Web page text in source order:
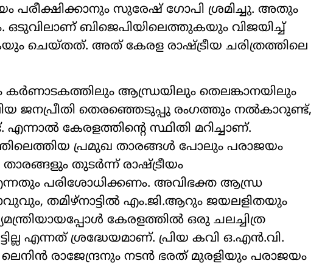
പരീക്ഷിക്കാനും സുരേഷ് ഗോപി ശ്രമിച്ചു. അതും
ഒടുവിലാണ് ബിജെപിയിലെത്തുകയും വിജയിച്ച്
ചെയ്തത്. അത് കേരള രാഷ്‌ട്രീയ ചരിത്രത്തിലെ
കര്‍ണാടകത്തിലും ആന്ധ്രയിലും തെലങ്കാനയിലും
ജനപ്രീതി തെരഞ്ഞെടുപ്പു രംഗത്തും നല്‍കാറുണ്ട്,
എന്നാല്‍ കേരളത്തിന്‍റെ സ്ഥിതി മറിച്ചാണ്.
പ്രമുഖ താരങ്ങള്‍ പോലും പരാജയം
തുടര്‍ന്ന് രാഷ്‌ട്രീയം
പരിശോധിക്കണം. അവിഭക്ത ആന്ധ്ര
തമിഴ്നാട്ടില്‍ എം.ജി.ആറും ജയലളിതയും
കേരളത്തില്‍ ഒരു ചലച്ചിത്ര
എന്നത് ശ്രദ്ധേയമാണ്. പ്രിയ കവി ഒ.എന്‍.വി.
രാജേന്ദ്രനും നടൻ ഭരത് മുരളിയും പരാജയം